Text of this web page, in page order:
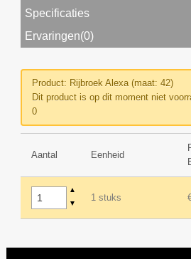
Specificaties
Ervaringen(0)
Product: Rijbroek Alexa (maat: 42)
Dit product is op dit moment niet
0
Aantal Eenheid
▲
▼
1 stuks